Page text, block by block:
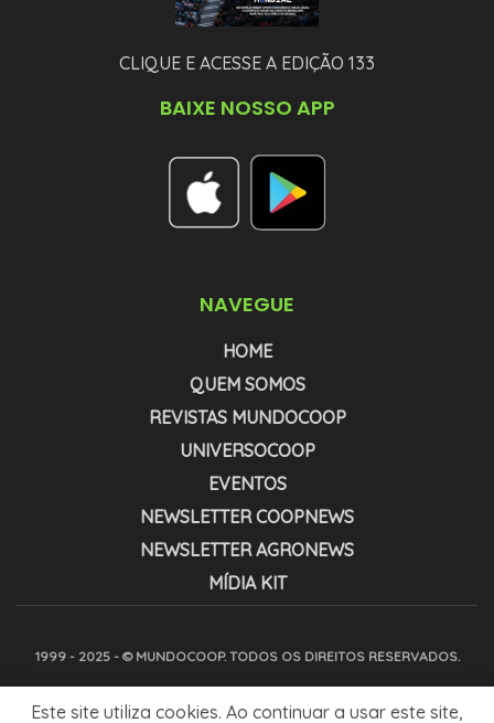
CLIQUE E ACESSE A EDIÇÃO 133
BAIXE NOSSO APP
NAVEGUE
HOME
QUEM SOMOS
REVISTAS MUNDOCOOP
UNIVERSOCOOP
EVENTOS
NEWSLETTER COOPNEWS
NEWSLETTER AGRONEWS
MÍDIA KIT
1999 - 2025 - © MUNDOCOOP. TODOS OS DIREITOS RESERVADOS.
Este site utiliza cookies. Ao continuar a usar este site,